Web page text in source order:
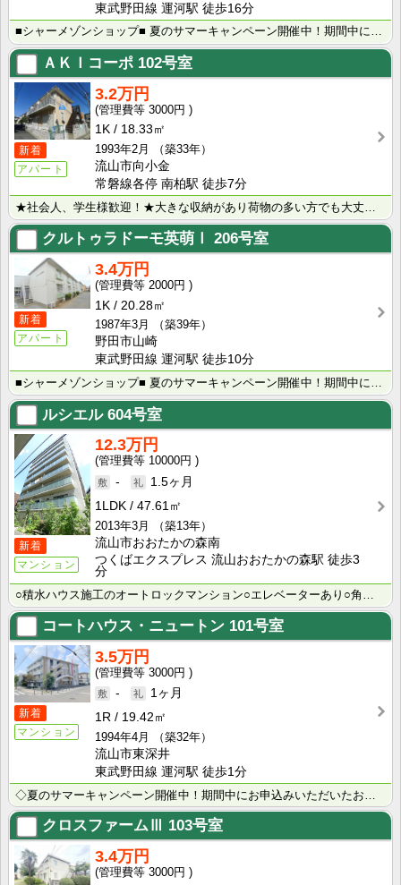
東武野田線 運河駅 徒歩16分
■シャーメゾンショップ■ 夏のサマーキャンペーン開催中！期間中にお申込みいただいたお客様へ、500円･･･
ＡＫＩコーポ 102号室
新着
アパート
3.2万円
3000円
1K
18.33㎡
1993年2月
（築33年）
流山市向小金
常磐線各停 南柏駅 徒歩7分
クルトゥラドーモ英萌Ⅰ 206号室
新着
アパート
3.4万円
2000円
1K
20.28㎡
1987年3月
（築39年）
野田市山崎
東武野田線 運河駅 徒歩10分
ルシエル604号室
新着
マンション
12.3万円
10000円
-
1.5ヶ月
1LDK
47.61㎡
2013年3月
（築13年）
流山市おおたかの森南
つくばエクスプレス 流山おおたかの森駅 徒歩3
分
コートハウス・ニュートン 101号室
新着
マンション
3.5万円
3000円
-
1ヶ月
1R
19.42㎡
1994年4月
（築32年）
流山市東深井
東武野田線 運河駅 徒歩1分
クロスファームⅢ 103号室
3.4万円
3000円